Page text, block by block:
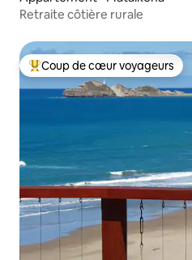
Retraite côtière rurale
Coups de cœur voyageurs les
Coup de cœur voyageurs